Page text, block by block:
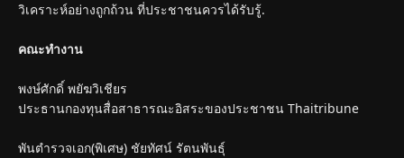
วิเคราะห์อย่างถูกถ้วน ที่ประชาชนควรได้รับรู้.
คณะทำงาน
พงษ์ศักดิ์ พยัฆวิเชียร
ประธานกองทุนสื่อสาธารณะอิสระของประชาชน Thaitribune
พันตำรวจเอก(พิเศษ) ชัยทัศน์ รัตนพันธุ์